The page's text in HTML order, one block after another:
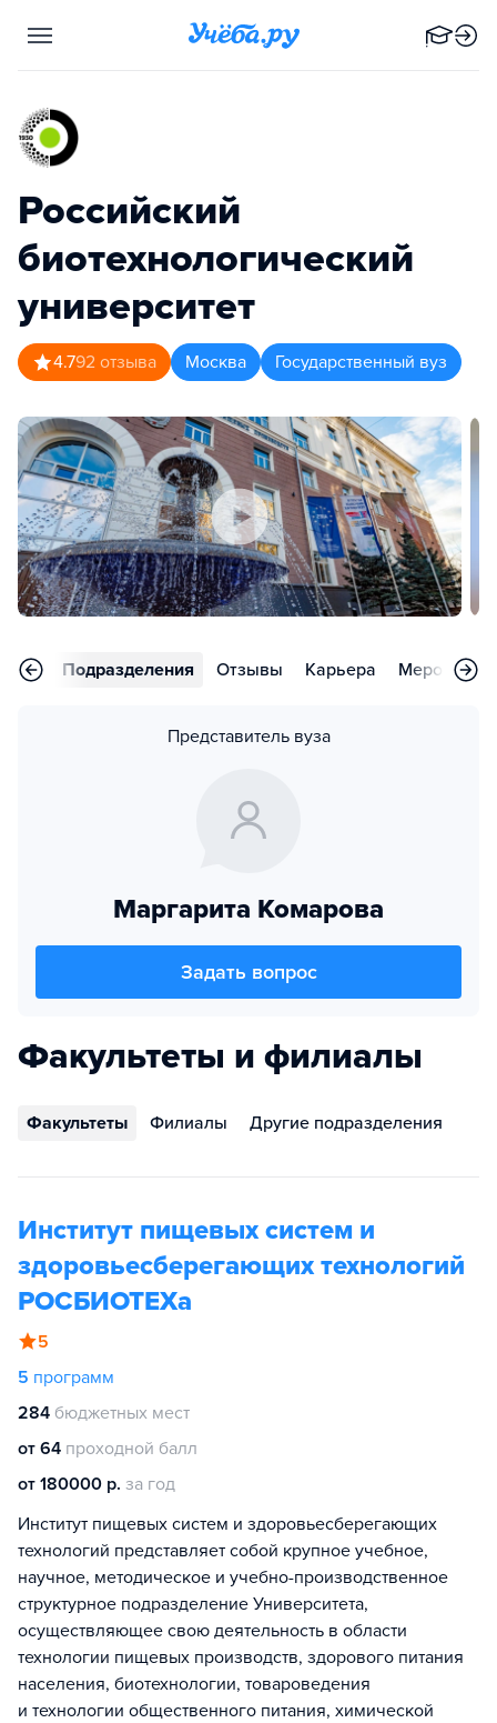
Российский
биотехнологический
университет
4.792 отзыва Москва Государственный вуз
Подразделения Отзывы Карьера
Представитель вуза
Маргарита Комарова
Задать вопрос
Факультеты и филиалы
Факультеты Филиалы Другие подразделения
Институт пищевых систем и
здоровьесберегающих технологий
РОСБИОТЕХа
5
5 программ
284 бюджетных мест
от 64 проходной балл
от 180000 р. за год
Институт пищевых систем и здоровьесберегающих
технологий представляет собой крупное учебное,
научное, методическое и учебно-производственное
структурное подразделение Университета,
осуществляющее свою деятельность в области
технологии пищевых производств, здорового питания
населения, биотехнологии, товароведения
и технологии общественного питания, химической